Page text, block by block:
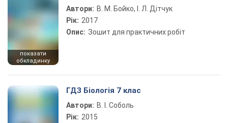
показати
обкладинку
Автори: В. М. Бойко, І. Л. Дітчук
Рік: 2017
Опис: Зошит для практичних робіт
ГДЗ Біологія 7 клас
Автори: В. І. Соболь
Рік: 2015